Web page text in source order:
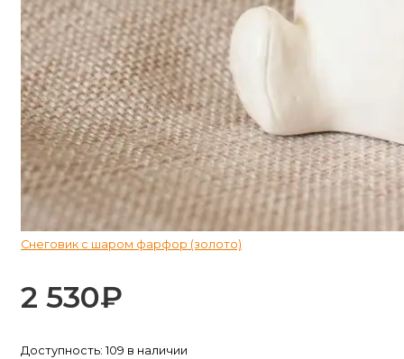
Снеговик с шаром фарфор (золото)
2 530₽
Доступность: 109 в наличии